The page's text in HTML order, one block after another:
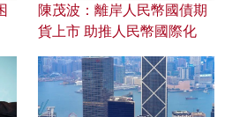
陳茂波：離岸人民幣國債期
貨上市 助推人民幣國際化